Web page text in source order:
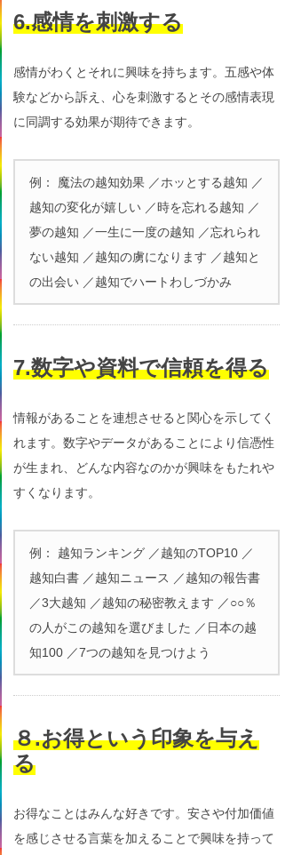
6.感情を刺激する
感情がわくとそれに興味を持ちます。五感や体
験などから訴え、心を刺激するとその感情表現
に同調する効果が期待できます。
例： 魔法の越知効果 ／ホッとする越知 ／
越知の変化が嬉しい ／時を忘れる越知 ／
夢の越知 ／一生に一度の越知 ／忘れられ
ない越知 ／越知の虜になります ／越知と
の出会い ／越知でハートわしづかみ
7.数字や資料で信頼を得る
情報があることを連想させると関心を示してく
れます。数字やデータがあることにより信憑性
が生まれ、どんな内容なのかが興味をもたれや
すくなります。
例： 越知ランキング ／越知のTOP10 ／
越知白書 ／越知ニュース ／越知の報告書
／3大越知 ／越知の秘密教えます ／○○％
の人がこの越知を選びました ／日本の越
知100 ／7つの越知を見つけよう
８.お得という印象を与え
る
お得なことはみんな好きです。安さや付加価値
を感じさせる言葉を加えることで興味を持って